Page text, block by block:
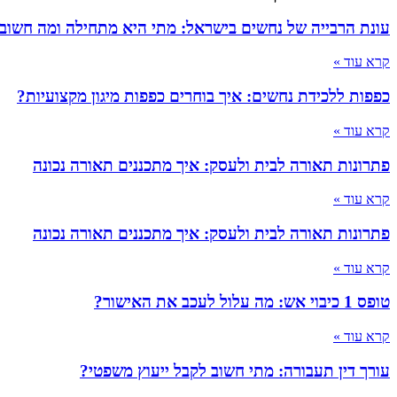
עונת הרבייה של נחשים בישראל: מתי היא מתחילה ומה
קרא עוד »
כפפות ללכידת נחשים: איך בוחרים כפפות מיגון מקצועיות?
קרא עוד »
פתרונות תאורה לבית ולעסק: איך מתכננים תאורה נכונה
קרא עוד »
פתרונות תאורה לבית ולעסק: איך מתכננים תאורה נכונה
קרא עוד »
טופס 1 כיבוי אש: מה עלול לעכב את האישור?
קרא עוד »
עורך דין תעבורה: מתי חשוב לקבל ייעוץ משפטי?